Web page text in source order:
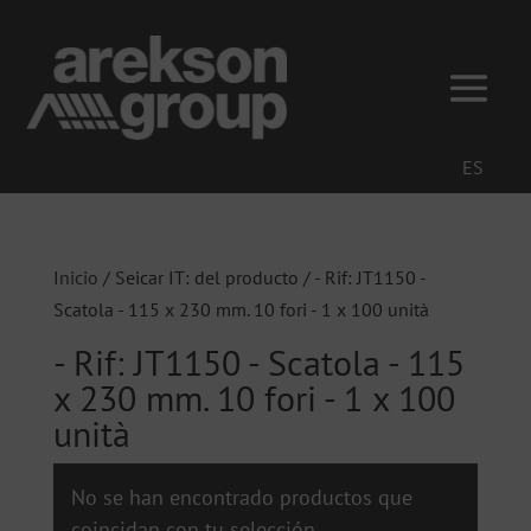
ES
Inicio / Seicar IT: del producto / - Rif: JT1150 -
Scatola - 115 x 230 mm. 10 fori - 1 x 100 unità
- Rif: JT1150 - Scatola - 115
x 230 mm. 10 fori - 1 x 100
unità
No se han encontrado productos que